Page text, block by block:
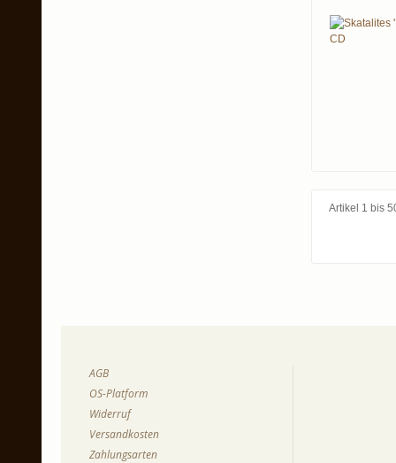
Artikel 1 bis
AGB
OS-Platform
Widerruf
Versandkosten
Zahlungsarten